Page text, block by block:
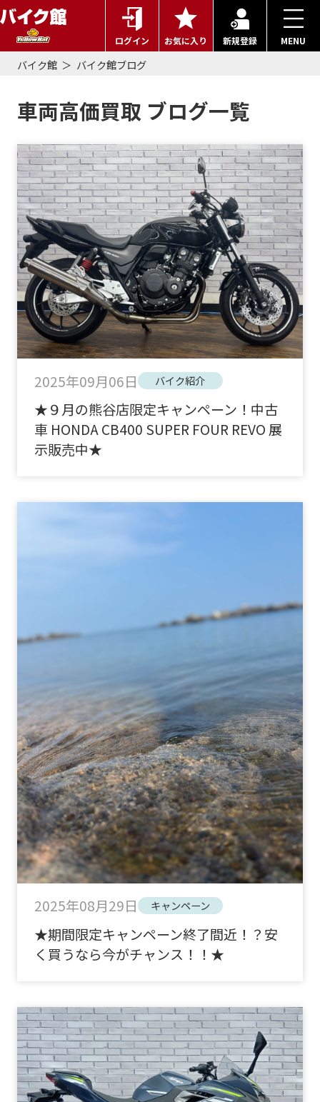
ログイン お気に入り 新規登録 MENU
バイク館 バイク館ブログ
車両高価買取 ブログ一覧
2025年09月06日 バイク紹介
★９月の熊谷店限定キャンペーン！中古
車 HONDA CB400 SUPER FOUR REVO 展
示販売中★
2025年08月29日 キャンペーン
★期間限定キャンペーン終了間近！？安
く買うなら今がチャンス！！★